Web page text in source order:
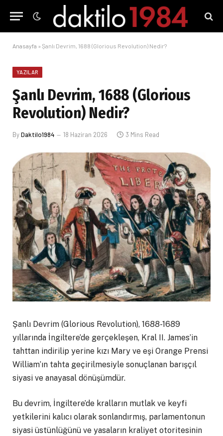
Anasayfa » Şanlı Devrim, 1688 (Glorious Revolution) Nedir?
YAZILAR
Şanlı Devrim, 1688 (Glorious
Revolution) Nedir?
ByDaktilo1984 18 Haziran 2026 3 Mins Read
Şanlı Devrim (Glorious Revolution), 1688-1689
yıllarında İngiltere’de gerçekleşen, Kral II. James’in
tahttan indirilip yerine kızı Mary ve eşi Orange Prensi
William’ın tahta geçirilmesiyle sonuçlanan barışçıl
siyasi ve anayasal dönüşümdür.
Bu devrim, İngiltere’de kralların mutlak ve keyfi
yetkilerini kalıcı olarak sonlandırmış, parlamentonun
siyasi üstünlüğünü ve yasaların kraliyet otoritesinin